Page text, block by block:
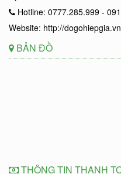
Hotline: 0777.285.999 -
Website: http://dogohiepgia.vn
BẢN ĐỒ
THÔNG TIN THANH